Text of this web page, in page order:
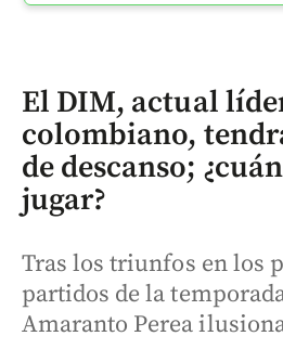
El DIM, actual
colombiano,
de descanso;
jugar?
Tras los triunfos en los
partidos de la
Amaranto Perea